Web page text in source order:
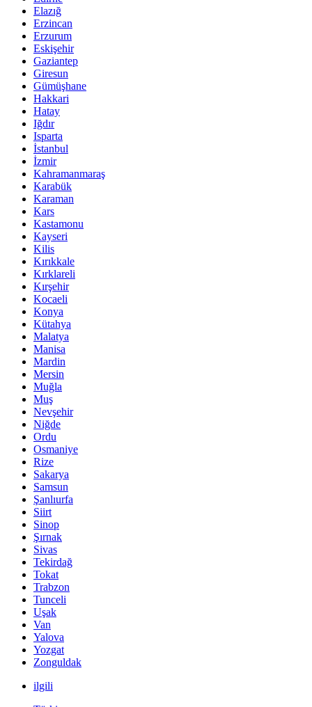
Elazığ
Erzincan
Erzurum
Eskişehir
Gaziantep
Giresun
Gümüşhane
Hakkari
Hatay
Iğdır
Isparta
İstanbul
İzmir
Kahramanmaraş
Karabük
Karaman
Kars
Kastamonu
Kayseri
Kilis
Kırıkkale
Kırklareli
Kırşehir
Kocaeli
Konya
Kütahya
Malatya
Manisa
Mardin
Mersin
Muğla
Muş
Nevşehir
Niğde
Ordu
Osmaniye
Rize
Sakarya
Samsun
Şanlıurfa
Siirt
Sinop
Şırnak
Sivas
Tekirdağ
Tokat
Trabzon
Tunceli
Uşak
Van
Yalova
Yozgat
Zonguldak
ilgili